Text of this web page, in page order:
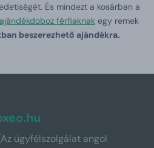
És mindezt a kosárban a
férfiaknak egy remek
beszerezhető ajándékra.
ügyfélszolgálat angol